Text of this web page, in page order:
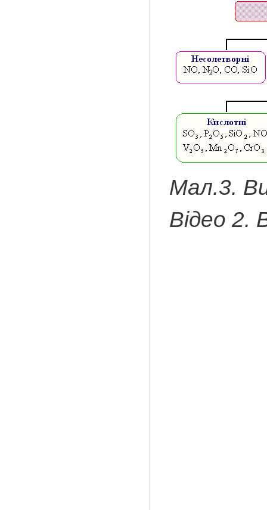
Мал.3.
Відео 2.